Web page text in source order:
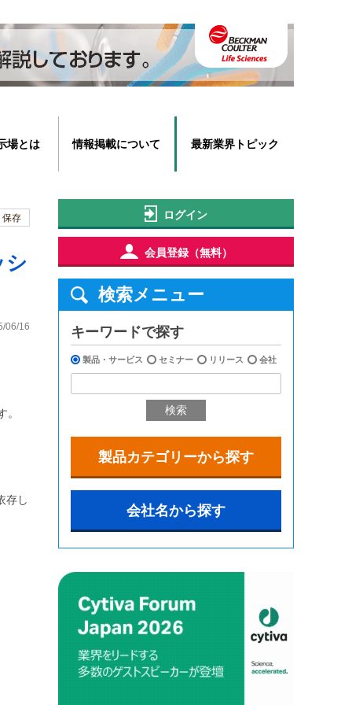
場とは 情報掲載について 最新業界トピック
保存
シ
06/16
存し
ログイン
会員登録（無料）
検索メニュー
キーワードで探す
製品・サービス セミナー リリース 会社
検索
製品カテゴリーから探す
会社名から探す